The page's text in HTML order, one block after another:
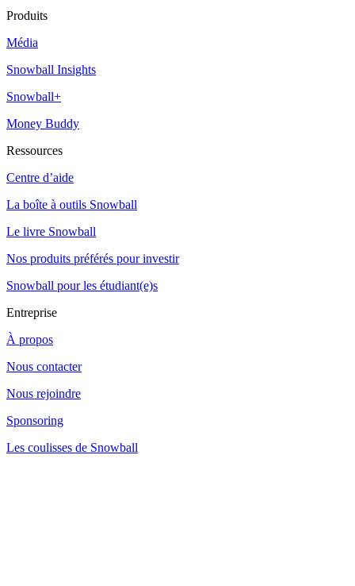
Produits
Média
Snowball Insights
Snowball+
Money Buddy
Ressources
Centre d’aide
La boîte à outils Snowball
Le livre Snowball
Nos produits préférés pour investir
Snowball pour les étudiant(e)s
Entreprise
À propos
Nous contacter
Nous rejoindre
Sponsoring
Les coulisses de Snowball